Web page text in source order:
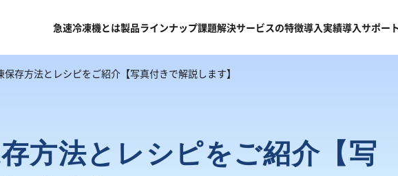
急速冷凍機とは製品ラインナップ課題解決サービスの特徴導入実績導入サポート
保存方法とレシピをご紹介【写真付きで解説します】
方法とレシピをご紹介【写